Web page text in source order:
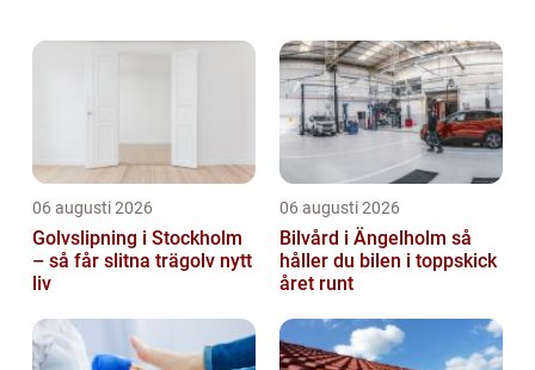
komfort och intryck. För den som tillverkar
06 augusti 2026
Golvslipning i Stockholm
– så får slitna trägolv nytt
liv
06 augusti 2026
Bilvård i Ängelholm så
håller du bilen i toppskick
året runt